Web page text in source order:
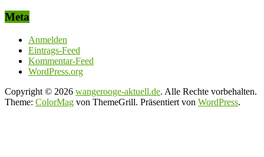
Meta
Anmelden
Eintrags-Feed
Kommentar-Feed
WordPress.org
Copyright © 2026 wangerooge-aktuell.de. Alle Rechte vorbehalten.
Theme: ColorMag von ThemeGrill. Präsentiert von WordPress.